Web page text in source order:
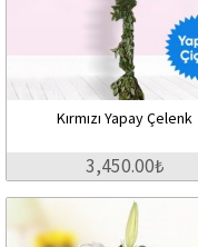
Kırmızı Yapay Çelenk
3,450.00₺